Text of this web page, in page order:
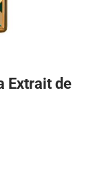
Extrait de